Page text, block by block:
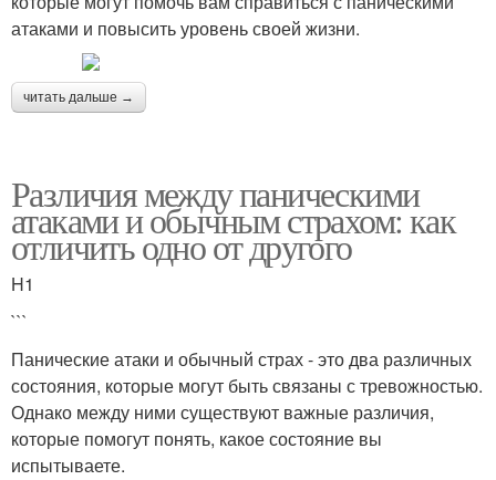
атаками и повысить уровень своей жизни.
читать дальше →
Различия между паническими
атаками и обычным страхом: как
отличить одно от другого
H1
```
Панические атаки и обычный страх - это два различных
состояния, которые могут быть связаны с тревожностью.
Однако между ними существуют важные различия,
которые помогут понять, какое состояние вы
испытываете.